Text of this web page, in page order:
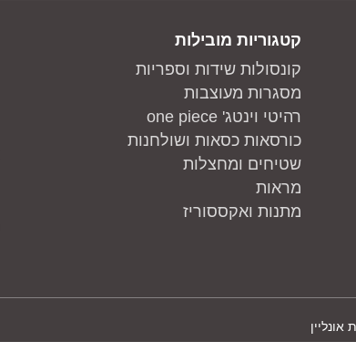
קטגוריות מובילות
קונסולות שידות וספריות
מסגרות מעוצבות
רהיטי וינטג' one piece
כורסאות כסאות ושולחנות
שטיחים ומחצלות
מראות
מתנות ואקססוריז